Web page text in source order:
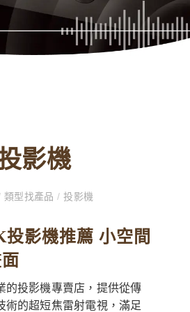
影機
類型找產品/ 投影機
投影機推薦 小空間
的投影機專賣店，提供從傳
術的超短焦雷射電視，滿足